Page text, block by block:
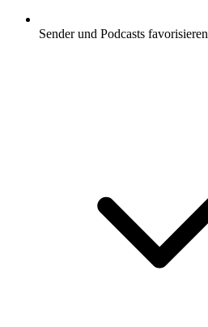
Sender und Podcasts favorisieren